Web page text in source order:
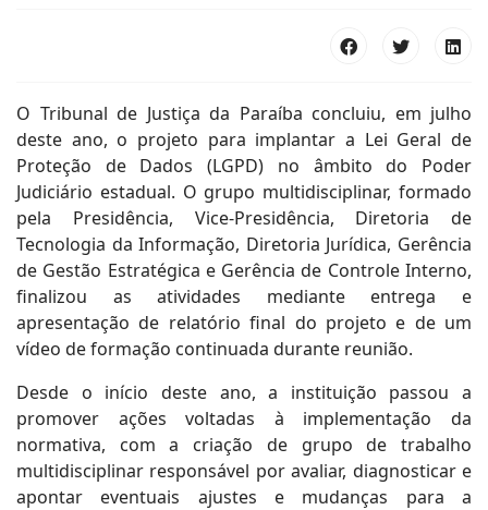
O Tribunal de Justiça da Paraíba concluiu, em julho
deste ano, o projeto para implantar a Lei Geral de
Proteção de Dados (LGPD) no âmbito do Poder
Judiciário estadual. O grupo multidisciplinar, formado
pela Presidência, Vice-Presidência, Diretoria de
Tecnologia da Informação, Diretoria Jurídica, Gerência
de Gestão Estratégica e Gerência de Controle Interno,
finalizou as atividades mediante entrega e
apresentação de relatório final do projeto e de um
vídeo de formação continuada durante reunião.
Desde o início deste ano, a instituição passou a
promover ações voltadas à implementação da
normativa, com a criação de grupo de trabalho
multidisciplinar responsável por avaliar, diagnosticar e
apontar eventuais ajustes e mudanças para a